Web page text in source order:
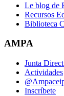
Le blog de
Recursos
Biblioteca
AMPA
Junta
Actividades
Inscríbete